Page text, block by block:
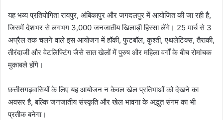
यह भव्य प्रतियोगिता रायपुर, अंबिकापुर और जगदलपुर में आयोजित की जा रही है,
जिसमें देशभर से लगभग 3,000 जनजातीय खिलाड़ी हिस्सा लेंगे। 25 मार्च से 3
अप्रैल तक चलने वाले इस आयोजन में हॉकी, फुटबॉल, कुश्ती, एथलेटिक्स, तैराकी,
तीरंदाजी और वेटलिफ्टिंग जैसे सात खेलों में पुरुष और महिला वर्गों के बीच रोमांचक
मुकाबले होंगे।
छत्तीसगढ़वासियों के लिए यह आयोजन न केवल खेल प्रतिभाओं को देखने का
अवसर है, बल्कि जनजातीय संस्कृति और खेल भावना के अद्भुत संगम का भी
प्रतीक बनेगा।